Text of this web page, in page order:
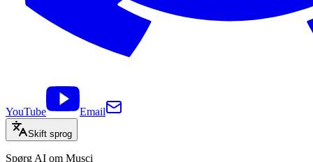
YouTube Email
Skift sprog
Spørg AI om Musci